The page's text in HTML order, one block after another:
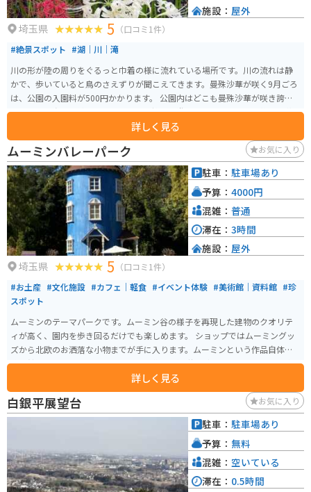
埼玉県 5 （口コミ1件）
#絶景スポット #湖｜川｜滝
川の形が陸の周りをぐるっと巾着の様に流れている場所です。川の流れは静
かで、歩いていると鳥のさえずりが聞こえてきます。曼殊沙華が咲く9月ごろ
は、公園の入園料が500円かかります。 公園内はどこも曼殊沙華が咲き誇
り、まさに赤色の絨毯です。カメラを持って遊びに行くのもよし、静かに花
畑を眺めるのもよし、期間限定の美しい景色を楽しむことができます。
詳しく見る
施設： 屋外
ムーミンバレーパーク お気に入り
埼玉県 5 （口コミ1件）
#お土産 #文化施設 #カフェ｜軽食 #イベント体験 #美術館｜資料館 #珍
スポット
ムーミンのテーマパークです。ムーミン谷の様子を再現した建物のクオリテ
ィが高く、園内を歩き回るだけでも楽しめます。 ショップではムーミングッ
ズから北欧のお洒落な小物までが手に入ります。ムーミンという作品自体の
博物館的な要素も備えていて、物語の背景の解説なども丁寧でいろいろな楽
詳しく見る
駐車： 駐車場あり
予算： 4000円
混雑： 普通
滞在： 3時間
施設： 屋外
白銀平展望台 お気に入り
駐車： 駐車場あり
予算： 無料
混雑： 空いている
滞在： 0.5時間